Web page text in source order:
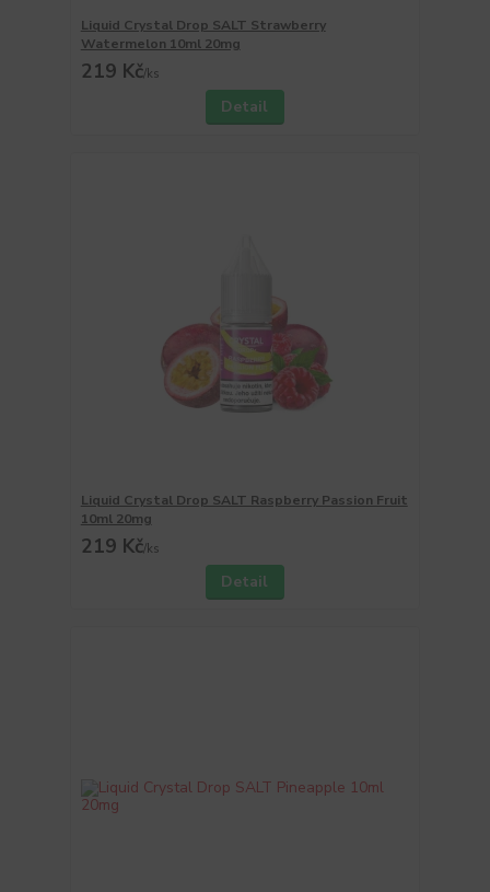
Liquid Crystal Drop SALT Strawberry
Watermelon 10ml 20mg
219 Kč/ks
Detail
Liquid Crystal Drop SALT Raspberry Passion Fruit
10ml 20mg
219 Kč/ks
Detail